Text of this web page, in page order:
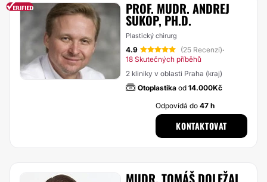
PROF. MUDR. ANDREJ
SUKOP, PH.D.
Plastický chirurg
4.9 (25 Recenzí)·
18 Skutečných příběhů
2 kliniky v oblasti Praha (kraj)
Otoplastika od 14.000Kč
Odpovídá do47 h
KONTAKTOVAT
MUDR. TOMÁŠ DOLEŽAL